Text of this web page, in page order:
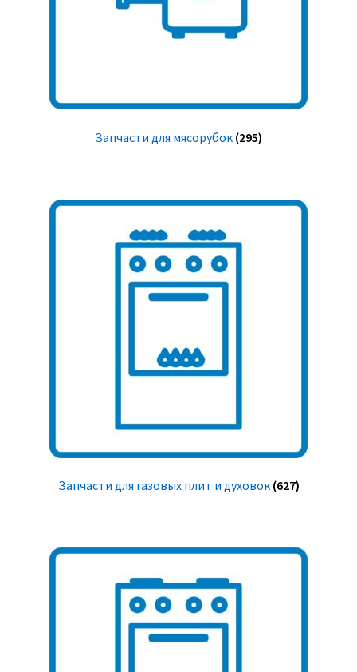
Запчасти для мясорубок (295)
Запчасти для газовых плит и духовок (627)